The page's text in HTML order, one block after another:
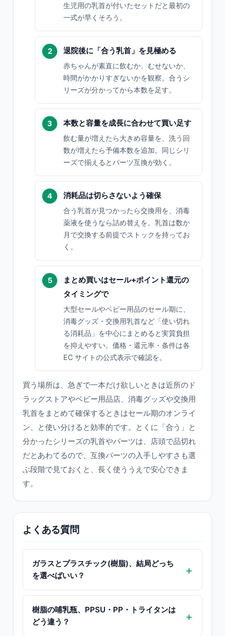
生児用の乳首が付いたセットだと最初の
一式が早くそろう。
退院後に「合う乳首」を見極める
赤ちゃんが素直に飲むか、むせないか、
時間がかかりすぎないかを観察。合うシ
リーズが分かってから本数を足す。
本数と容量を成長に合わせて買い足す
飲む量が増えたら大きめ容量を、洗う回
数が増えたら予備本数を追加。同じシリ
ーズで揃えるとパーツ互換が効く。
消耗品は切らさないよう確保
合う乳首が見つかったら交換用を、消毒
薬液を使うなら詰め替えを。乳首は数か
月で交換する前提でストックを持ってお
く。
まとめ買いはセール+ポイント還元の
タイミングで
大型セールやベビー用品のセール期に、
消毒グッズ・交換用乳首など「使い切れ
る消耗品」を中心にまとめると実質負担
を抑えやすい。価格・還元率・条件は各
EC サイトの公式表示で確認を。
買う場所は、急ぎで一本だけ欲しいときは近所のド
ラッグストアやベビー用品店、消毒グッズや交換用
乳首をまとめて確保するときはセール期のオンライ
ン、と使い分けると効率的です。とくに「合う」と
分かったシリーズの乳首やパーツは、店頭で品切れ
だとあわてるので、互換パーツの入手しやすさも選
ぶ段階で見ておくと、長く使ううえで安心できま
す。
よくある質問
ガラスとプラスチック(樹脂)、結局どっち
を選べばいい？
樹脂の哺乳瓶、PPSU・PP・トライタンは
どう違う？